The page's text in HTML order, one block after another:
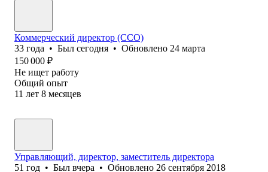
Коммерческий директор (CCO)
33 года • Был сегодня • Обновлено 24 марта
150 000 ₽
Не ищет работу
Общий опыт
11 лет 8 месяцев
Управляющий, директор, заместитель директора
51 год • Был вчера • Обновлено 26 сентября 2018